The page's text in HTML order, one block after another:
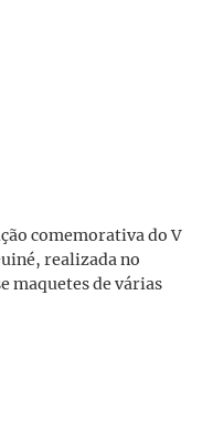
comemorativa do V
realizada no
maquetes de várias